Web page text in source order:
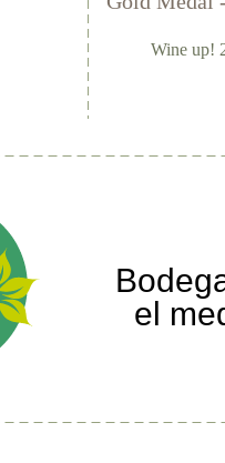
Wine up!
el